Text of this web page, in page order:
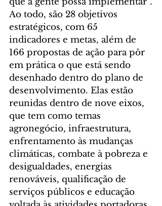
Ao todo, são 28 objetivos
estratégicos, com 65
indicadores e metas, além de
166 propostas de ação para pôr
em prática o que está sendo
desenhado dentro do plano de
desenvolvimento. Elas estão
reunidas dentro de nove eixos,
que tem como temas
agronegócio, infraestrutura,
enfrentamento às mudanças
climáticas, combate à pobreza e
desigualdades, energias
renováveis, qualificação de
serviços públicos e educação